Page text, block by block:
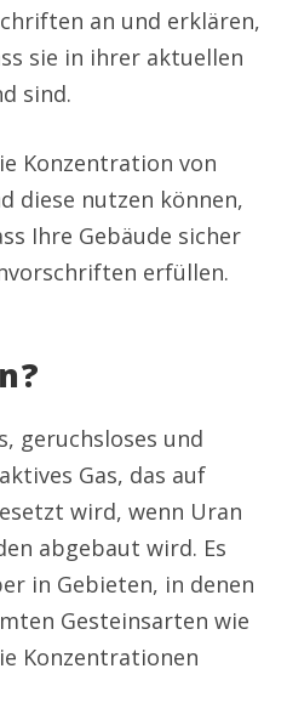
an und erklären,
sie in ihrer aktuellen
sind.
Konzentration von
diese nutzen können,
Ihre Gebäude sicher
erfüllen.
geruchsloses und
Gas, das auf
wird, wenn Uran
abgebaut wird. Es
in Gebieten, in denen
Gesteinsarten wie
Konzentrationen